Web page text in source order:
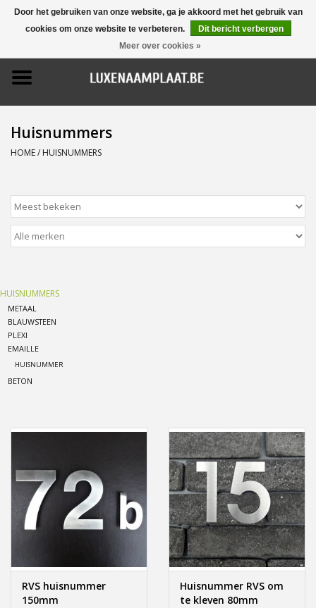
0 Artikelen - €0,00
Home
Promoties
Naamborden
Huisnummers
Brievenbussen
Freesletters
Accessoires
Modern naambord laser
gesneden
kleuren en lettertypes
Huisnummers
HOME/ HUISNUMMERS
HUISNUMMERS
METAAL
BLAUWSTEEN
PLEXI
EMAILLE
HUISNUMMER
BETON
RVS huisnummer
150mm
Huisnummer RVS om
te kleven 80mm
Door het gebruiken van onze website, ga je akkoord met het gebruik van
cookies om onze website te verbeteren.
Dit bericht verbergen
Meer over cookies »